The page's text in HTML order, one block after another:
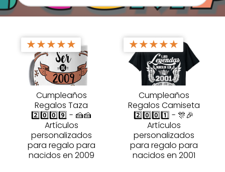
★★★★★
Cumpleaños
Regalos Taza
2️⃣0️⃣0️⃣9️⃣ - 🍰🍰
Artículos
personalizados
para regalo para
nacidos en 2009
★★★★★
Cumpleaños
Regalos Camiseta
2️⃣0️⃣0️⃣1️⃣ - 🎊🎉
Artículos
personalizados
para regalo para
nacidos en 2001